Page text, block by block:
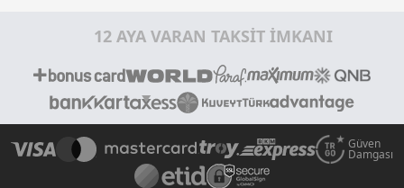
12 AYA VARAN TAKSİT İMKANI
Güven
Damgası